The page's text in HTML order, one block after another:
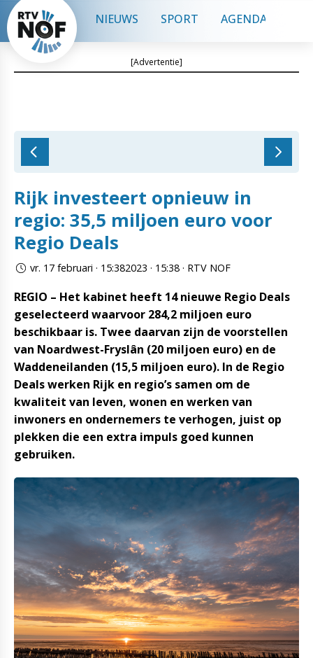
NIEUWS SPORT AGENDA
[Advertentie]
Rijk investeert opnieuw in
regio: 35,5 miljoen euro voor
Regio Deals
vr. 17 februari · 15:382023 · 15:38 · RTV NOF
REGIO – Het kabinet heeft 14 nieuwe Regio Deals
geselecteerd waarvoor 284,2 miljoen euro
beschikbaar is. Twee daarvan zijn de voorstellen
van Noardwest-Fryslân (20 miljoen euro) en de
Waddeneilanden (15,5 miljoen euro). In de Regio
Deals werken Rijk en regio’s samen om de
kwaliteit van leven, wonen en werken van
inwoners en ondernemers te verhogen, juist op
plekken die een extra impuls goed kunnen
gebruiken.